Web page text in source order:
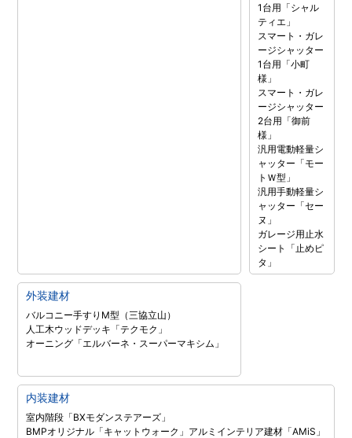
1台用「シャル
ティエ」
スマート・ガレ
ージシャッター
1台用「小町
様」
スマート・ガレ
ージシャッター
2台用「御前
様」
汎用電動軽量シ
ャッター「モー
トＷ型」
汎用手動軽量シ
ャッター「セー
ヌ」
ガレージ用止水
シート「止めピ
タ」
外装建材
バルコニー手すりM型（三協立山）
人工木ウッドデッキ「テクモク」
オーニング「エルバーネ・スーパーマキシム」
内装建材
室内階段「BXモダンステアーズ」
BMPオリジナル「キャットウォーク」 アルミインテリア建材「AMiS」